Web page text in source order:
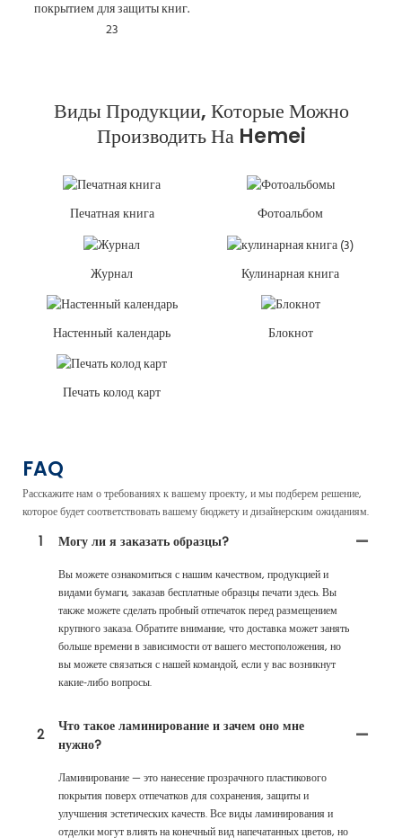
Виды Продукции, Которые Можно
Производить На Hemei
Печатная книга Фотоальбом
Журнал Кулинарная книга
Настенный календарь Блокнот
Печать колод карт
FAQ
Расскажите нам о требованиях к вашему проекту, и мы подберем решение,
которое будет соответствовать вашему бюджету и дизайнерским ожиданиям.
1
Могу ли я заказать образцы?
Вы можете ознакомиться с нашим качеством, продукцией и
видами бумаги, заказав бесплатные образцы печати здесь. Вы
также можете сделать пробный отпечаток перед размещением
крупного заказа. Обратите внимание, что доставка может занять
больше времени в зависимости от вашего местоположения, но
вы можете связаться с нашей командой, если у вас возникнут
какие-либо вопросы.
2
Что такое ламинирование и зачем оно мне
нужно?
Ламинирование — это нанесение прозрачного пластикового
покрытия поверх отпечатков для сохранения, защиты и
улучшения эстетических качеств. Все виды ламинирования и
отделки могут влиять на конечный вид напечатанных цветов, но